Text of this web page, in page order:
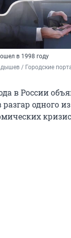
в 1998 году
/ Городские
в России
одного